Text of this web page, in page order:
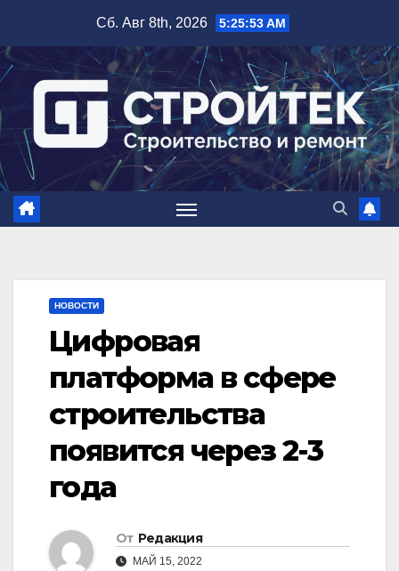
содержимому
Сб. Авг 8th, 2026 5:25:54 AM
НОВОСТИ
Цифровая
платформа в сфере
строительства
появится через 2-3
года
От Редакция
МАЙ 15, 2022